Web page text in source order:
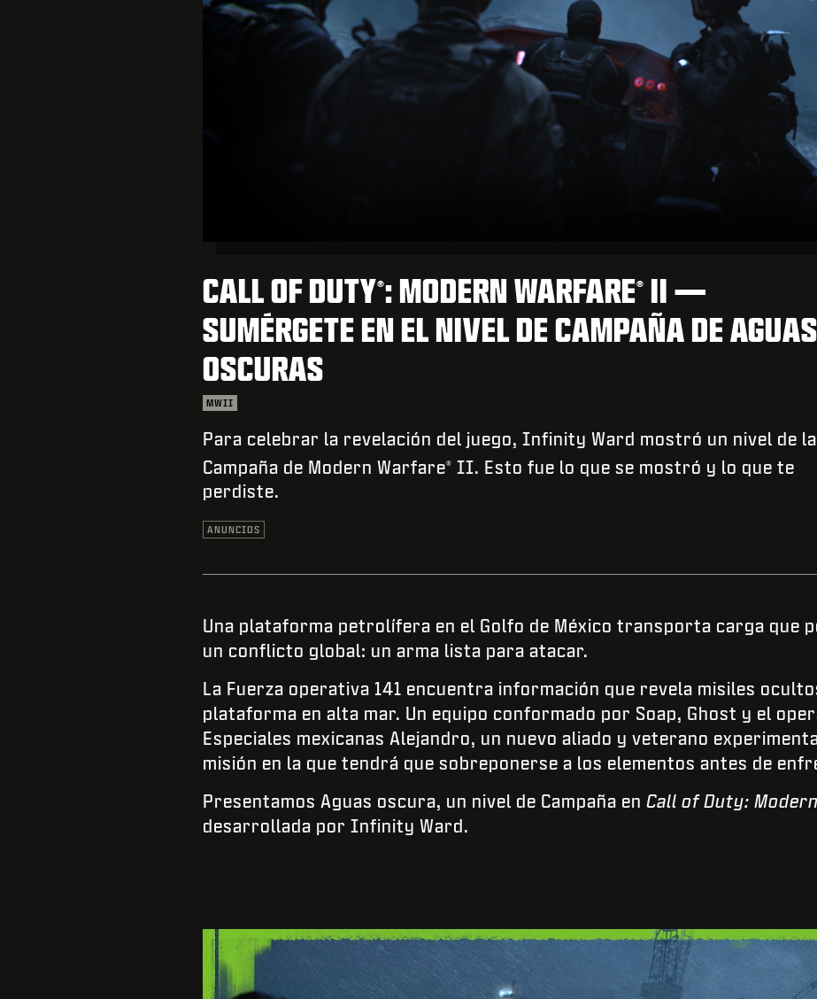
CALL OF DUTY®: MODERN WARFARE® II —
SUMÉRGETE EN EL NIVEL DE CAMPAÑA DE AGUAS
OSCURAS
MWII
Para celebrar la revelación del juego, Infinity Ward mostró un nivel de la
Campaña de Modern Warfare® II. Esto fue lo que se mostró y lo que te
perdiste.
ANUNCIOS
Una plataforma petrolífera en el Golfo de México transporta carga que
un conflicto global: un arma lista para atacar.
La Fuerza operativa 141 encuentra información que revela misiles
plataforma en alta mar. Un equipo conformado por Soap, Ghost y el
Especiales mexicanas Alejandro, un nuevo aliado y veterano
misión en la que tendrá que sobreponerse a los elementos antes de
Presentamos Aguas oscura, un nivel de Campaña en Call of Duty:
desarrollada por Infinity Ward.